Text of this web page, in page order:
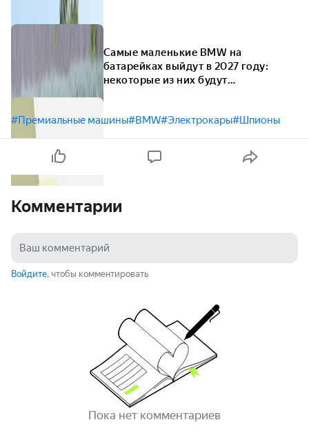
Самые маленькие BMW на
батарейках выйдут в 2027 году:
некоторые из них будут
#Премиальные машины#BMW#Электрокары#Шпионы
Комментарии
Войдите, чтобы комментировать
Пока нет комментариев